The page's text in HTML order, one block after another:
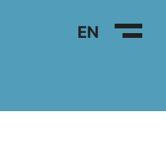
EN